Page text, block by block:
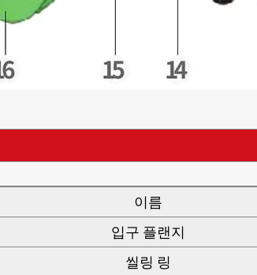
이름
입구 플랜지
씰링 링